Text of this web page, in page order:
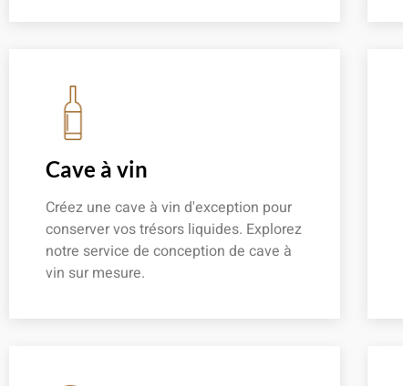
Cave à vin
Créez une cave à vin d'exception pour
conserver vos trésors liquides. Explorez
notre service de conception de cave à
vin sur mesure.